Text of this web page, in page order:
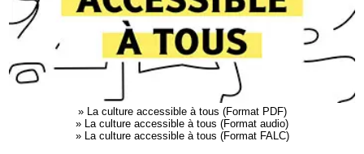
»
La culture accessible à tous (Format PDF)
»
La culture accessible à tous (Format audio)
»
La culture accessible à tous (Format FALC)